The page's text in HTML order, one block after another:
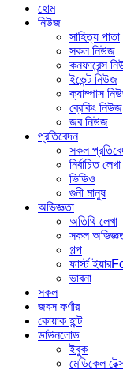
হোম
নিউজ
সাহিত্য পাতা
সকল নিউজ
কনফারেন্স
ইভেন্ট নিউজ
ক্যাম্পাস
ব্রেকিং নিউজ
জব নিউজ
প্রতিবেদন
সকল
নির্বাচিত লেখা
ভিডিও
গুনী মানুষ
অভিজ্ঞতা
অতিথি লেখা
সকল
গল্প
ফার্স্ট ইয়ার
ভাবনা
সকল
জবস কর্ণার
কোয়াক হান্ট
ডাউনলোড
ইবুক
মেডিকেল